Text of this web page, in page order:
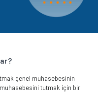
genel muhasebesinin
tutmak için bir